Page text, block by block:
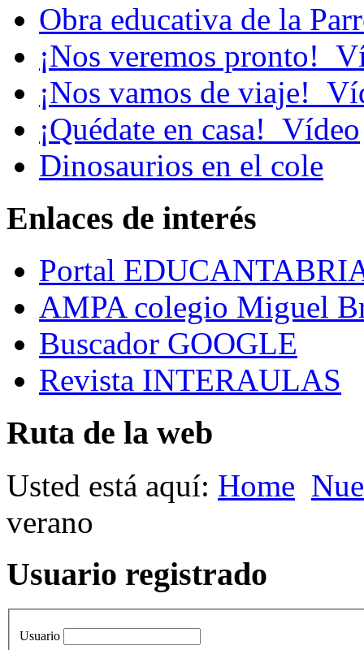
Obra educativa de la
¡Nos veremos
¡Nos vamos de
¡Quédate en casa!_Vídeo
Dinosaurios en el cole
Enlaces de interés
Portal
AMPA colegio Miguel
Buscador GOOGLE
Revista INTERAULAS
Ruta de la web
Usted está aquí: Home
verano
Usuario registrado
Usuario